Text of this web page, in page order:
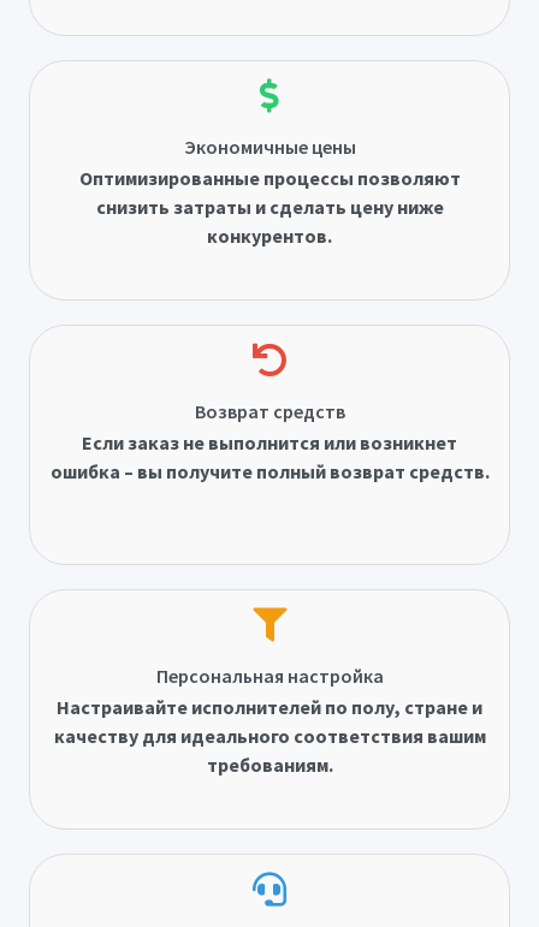
Экономичные цены
Оптимизированные процессы позволяют
снизить затраты и сделать цену ниже
конкурентов.
Возврат средств
Если заказ не выполнится или возникнет
ошибка – вы получите полный возврат средств.
Персональная настройка
Настраивайте исполнителей по полу, стране и
качеству для идеального соответствия вашим
требованиям.